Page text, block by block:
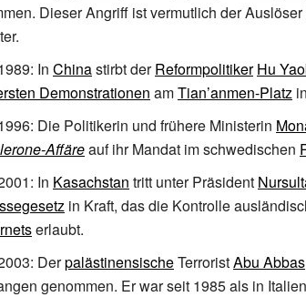
Dieser Angriff ist vermutlich der
In Chinastirbt derReformpolitiker Hu
Demonstrationen amTian’anmen-Platz in
Die Politikerin und frühere Ministerin
Affäreauf ihr Mandat im schwedischen
In Kasachstan tritt unter Präsident
in Kraft, das die Kontrolle
erlaubt.
DerpalästinensischeTerroristAbu Abbas
genommen. Er war seit 1985 als in